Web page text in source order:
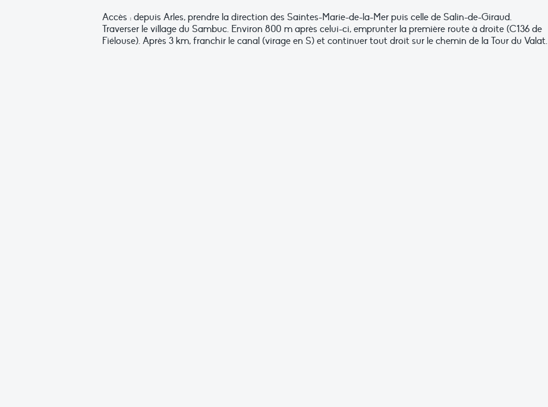
Accès : depuis Arles, prendre la direction des Saintes-Marie-de-la-Mer puis celle de Salin-de-Giraud.
Traverser le village du Sambuc. Environ 800 m après celui-ci, emprunter la première route à droite (C136 de
Fiélouse). Après 3 km, franchir le canal (virage en S) et continuer tout droit sur le chemin de la Tour du Valat.